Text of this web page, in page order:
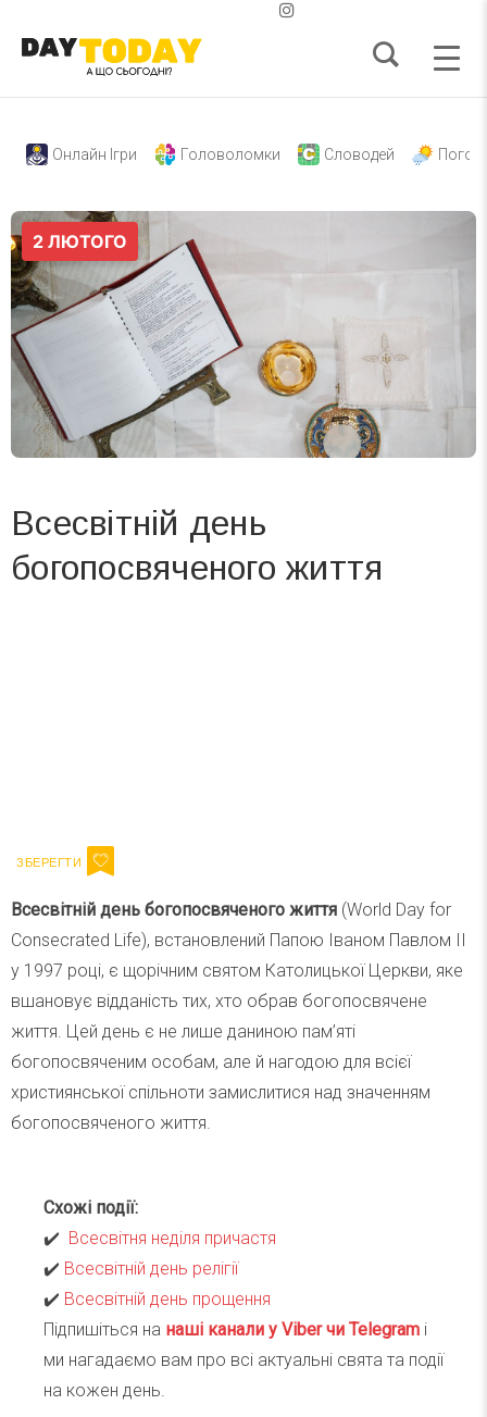
Онлайн Ігри Головоломки Словодей
Всесвітній день
богопосвяченого життя
Всесвітній день богопосвяченого життя (World Day for
Consecrated Life), встановлений Папою Іваном Павлом ІІ
у 1997 році, є щорічним святом Католицької Церкви, яке
вшановує відданість тих, хто обрав богопосвячене
життя. Цей день є не лише даниною пам’яті
богопосвяченим особам, але й нагодою для всієї
християнської спільноти замислитися над значенням
богопосвяченого життя.
Схожі події:
✔️ Всесвітня неділя причастя
✔️ Всесвітній день релігії
✔️ Всесвітній день прощення
Підпишіться на наші канали у Viber чи Telegram і
ми нагадаємо вам про всі актуальні свята та події
на кожен день.